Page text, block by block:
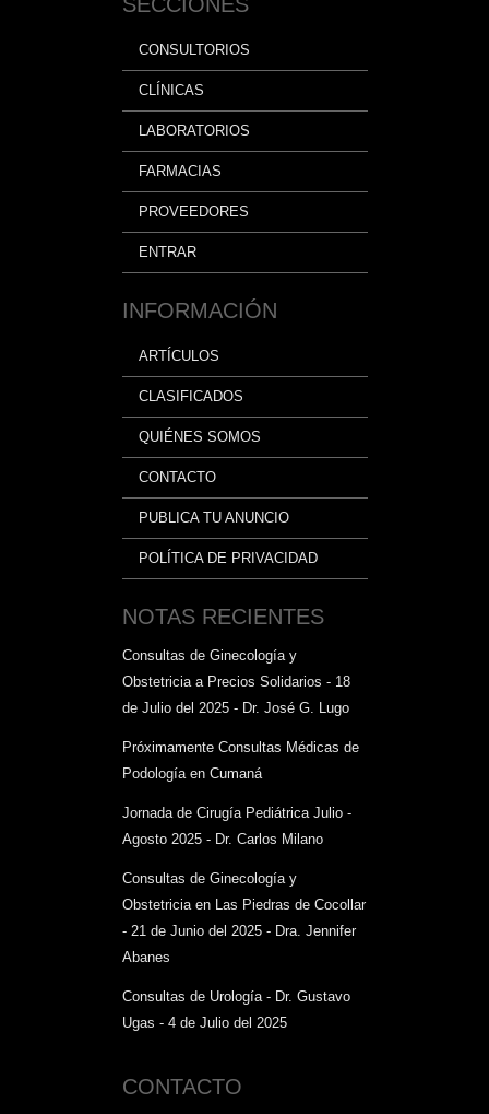
CONSULTORIOS
CLÍNICAS
LABORATORIOS
FARMACIAS
PROVEEDORES
ENTRAR
INFORMACIÓN
ARTÍCULOS
CLASIFICADOS
QUIÉNES SOMOS
CONTACTO
PUBLICA TU ANUNCIO
POLÍTICA DE PRIVACIDAD
NOTAS RECIENTES
Consultas de Ginecología y
Obstetricia a Precios Solidarios - 18
de Julio del 2025 - Dr. José G. Lugo
Próximamente Consultas Médicas de
Podología en Cumaná
Jornada de Cirugía Pediátrica Julio -
Agosto 2025 - Dr. Carlos Milano
Consultas de Ginecología y
Obstetricia en Las Piedras de Cocollar
- 21 de Junio del 2025 - Dra. Jennifer
Abanes
Consultas de Urología - Dr. Gustavo
Ugas - 4 de Julio del 2025
CONTACTO